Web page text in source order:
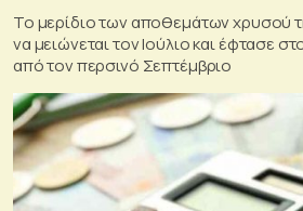
Το μερίδιο των αποθεμάτων χρυσού
να μειώνεται τον Ιούλιο και έφτασε
από τον περσινό Σεπτέμβριο